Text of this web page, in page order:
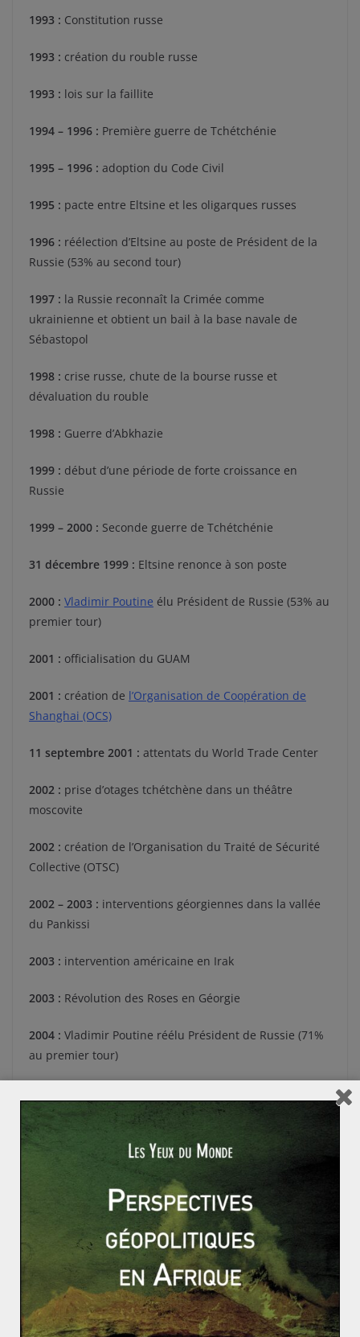
1993 : Constitution russe
1993 : création du rouble russe
1993 : lois sur la faillite
1994 – 1996 : Première guerre de Tchétchénie
1995 – 1996 : adoption du Code Civil
1995 : pacte entre Eltsine et les oligarques russes
1996 : réélection d’Eltsine au poste de Président de la
Russie (53% au second tour)
1997 : la Russie reconnaît la Crimée comme
ukrainienne et obtient un bail à la base navale de
Sébastopol
1998 : crise russe, chute de la bourse russe et
dévaluation du rouble
1998 : Guerre d’Abkhazie
1999 : début d’une période de forte croissance en
Russie
1999 – 2000 : Seconde guerre de Tchétchénie
31 décembre 1999 : Eltsine renonce à son poste
2000 : Vladimir Poutine élu Président de Russie (53% au
premier tour)
2001 : officialisation du GUAM
2001 : création de l’Organisation de Coopération de
Shanghai (OCS)
11 septembre 2001 : attentats du World Trade Center
2002 : prise d’otages tchétchène dans un théâtre
moscovite
2002 : création de l’Organisation du Traité de Sécurité
Collective (OTSC)
2002 – 2003 : interventions géorgiennes dans la vallée
du Pankissi
2003 : intervention américaine en Irak
2003 : Révolution des Roses en Géorgie
2004 : Vladimir Poutine réélu Président de Russie (71%
au premier tour)
2004 : emprisonnement de Mikhaïl Khodorkovski
Révolution des Tulipes au Kirghizistan
crise russo-géorgienne
assassinat d’Anna Politkovskaïa
Dmitri Medvedev élu Président de Russie (70%
au premier tour) ; Vladimir Poutine Premier ministre